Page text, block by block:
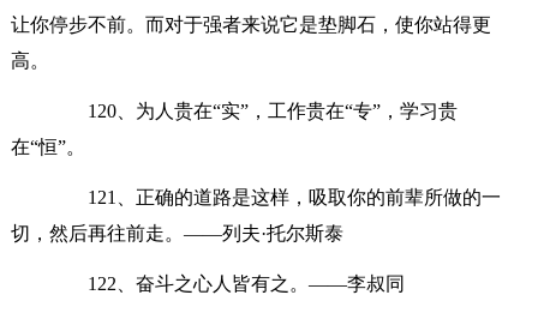
让你停步不前。而对于强者来说它是垫脚石，使你站得更
高。
120、为人贵在“实”，工作贵在“专”，学习贵
在“恒”。
121、正确的道路是这样，吸取你的前辈所做的一
切，然后再往前走。——列夫·托尔斯泰
122、奋斗之心人皆有之。——李叔同